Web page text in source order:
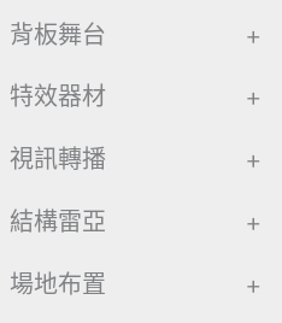
背板舞台 +
特效器材 +
視訊轉播 +
結構雷亞 +
場地布置 +